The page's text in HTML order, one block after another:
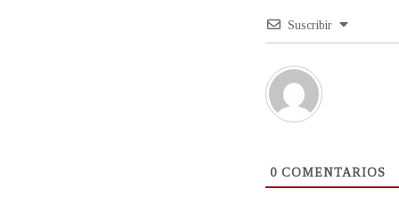
Suscribir
0 COMENTARIOS